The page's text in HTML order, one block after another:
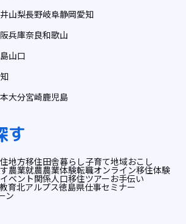
山梨長野岐阜静岡愛知
兵庫奈良和歌山
山口
大分宮崎鹿児島
す
地方移住田舎暮らし子育て地域おこし
農業就農農業体験転職オンライン移住体験
ベント関係人口移住ツアーお手伝い
教育北アルプス徳島県仕事セミナー
ン